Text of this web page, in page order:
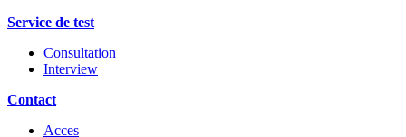
Service de test
Consultation
Interview
Contact
Acces